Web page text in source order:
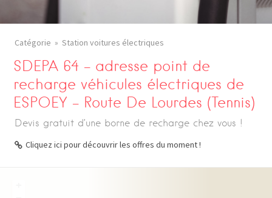
Catégorie Station voitures électriques
SDEPA 64 – adresse point de
recharge véhicules électriques de
ESPOEY – Route De Lourdes (Tennis)
Devis gratuit d’une borne de recharge chez vous !
Cliquez ici pour découvrir les offres du moment !